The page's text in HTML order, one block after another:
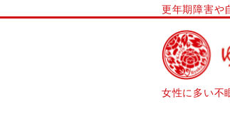
更年期障害や
女性に多い不